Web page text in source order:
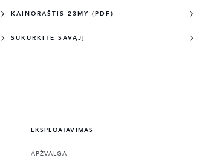
KAINORAŠTIS 23MY (PDF)
SUKURKITE SAVĄJĮ
EKSPLOATAVIMAS
APŽVALGA